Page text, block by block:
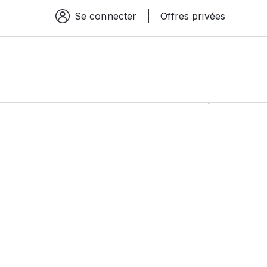
Espace connexion
Se connecter Offres privées